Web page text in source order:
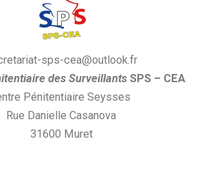
o
o
k
a
m
sps-cea@outlook.fr
des Surveillants SPS – CEA
Pénitentiaire Seysses
Rue Danielle Casanova
31600 Muret